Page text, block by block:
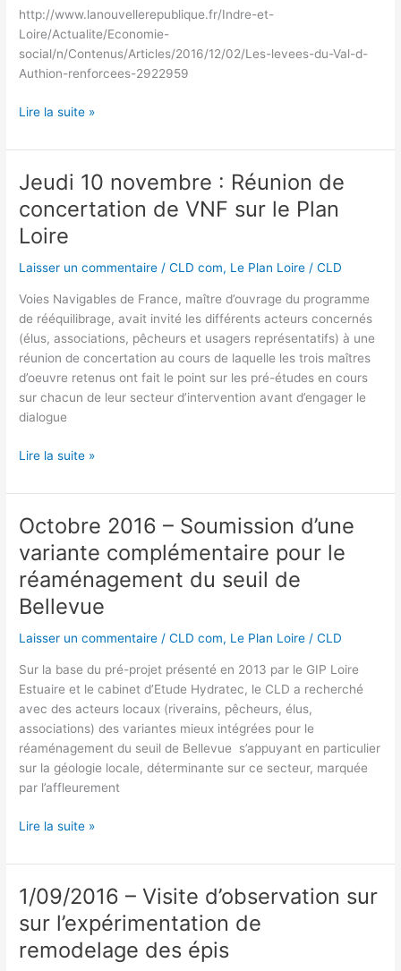
du
10/11/2016
par
VNF
le
Loire
http://www.lanouvellerepublique.fr/Indre-et-
Loire/Actualite/Economie-
social/n/Contenus/Articles/2016/12/02/Les-levees-du-Val-d-
Authion-renforcees-2922959
Info
:
travaux
sur
le
d’Authion
Lire la suite »
Jeudi 10 novembre : Réunion de
concertation de VNF sur le Plan
Loire
Laisser un commentaire /CLD com, Le Plan Loire /CLD
Voies Navigables de France, maître d’ouvrage du programme
de rééquilibrage, avait invité les différents acteurs concernés
(élus, associations, pêcheurs et usagers représentatifs) à une
réunion de concertation au cours de laquelle les trois maîtres
d’oeuvre retenus ont fait le point sur les pré-études en cours
sur chacun de leur secteur d’intervention avant d’engager le
dialogue
Jeudi
novembre
Réunion
de
concertation
de
VNF
sur
Plan
Loire
Lire la suite »
Octobre 2016 – Soumission d’une
variante complémentaire pour le
réaménagement du seuil de
Bellevue
Laisser un commentaire /CLD com, Le Plan Loire /CLD
Sur la base du pré-projet présenté en 2013 par le GIP Loire
Estuaire et le cabinet d’Etude Hydratec, le CLD a recherché
avec des acteurs locaux (riverains, pêcheurs, élus,
associations) des variantes mieux intégrées pour le
réaménagement du seuil de Bellevue s’appuyant en particulier
sur la géologie locale, déterminante sur ce secteur, marquée
par l’affleurement
Octobre
–
d’une
variante
complémentaire
pour
Lire la suite »
1/09/2016 – Visite d’observation sur
sur l’expérimentation de
remodelage des épis